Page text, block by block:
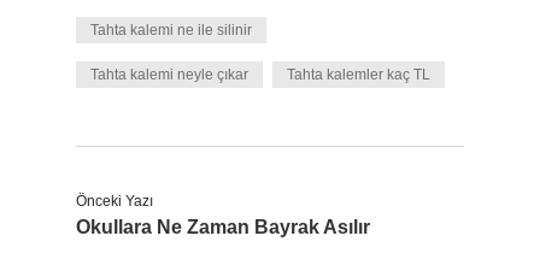
Tahta kalemi ne ile silinir
Tahta kalemi neyle çıkar Tahta kalemler kaç TL
Önceki Yazı
Okullara Ne Zaman Bayrak Asılır